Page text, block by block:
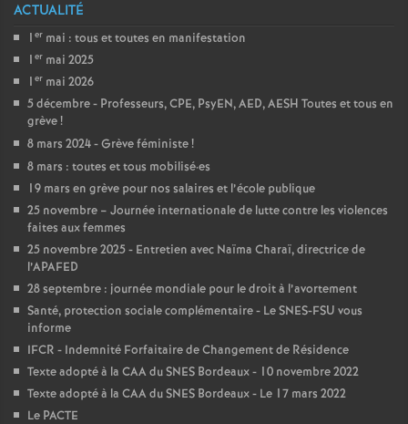
n
s
i
g
n
e
m
ACTUALITÉ
1 er mai : tous et toutes en manifestation
1 er mai 2025
1 er mai 2026
5 décembre - Professeurs, CPE, PsyEN, AED, AESH Toutes et tous en
grève!
8 mars 2024 - Grève féministe!
8 mars : toutes et tous mobilisé·es
19 mars en grève pour nos salaires et l’école publique
25 novembre – Journée internationale de lutte contre les violences
faites aux femmes
25 novembre 2025 - Entretien avec Naïma Charaï, directrice de
l’APAFED
28 septembre : journée mondiale pour le droit à l’avortement
Santé, protection sociale complémentaire - Le SNES-FSU vous
informe
IFCR - Indemnité Forfaitaire de Changement de Résidence
Texte adopté à la CAA du SNES Bordeaux - 10 novembre 2022
Texte adopté à la CAA du SNES Bordeaux - Le 17 mars 2022
Le PACTE